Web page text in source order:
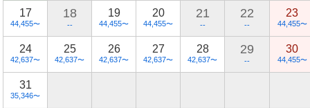
17
44,455〜
18
--
19
44,455〜
20
44,455〜
21
--
22
--
23
44,455〜
24
42,637〜
25
42,637〜
26
42,637〜
27
42,637〜
28
42,637〜
29
--
30
44,455〜
31
35,346〜